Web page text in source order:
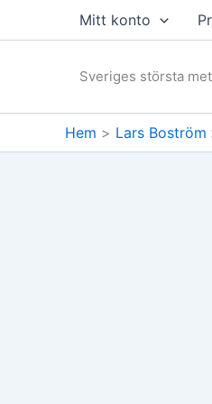
Mitt konto
Sveriges största
Hem Lars Boström